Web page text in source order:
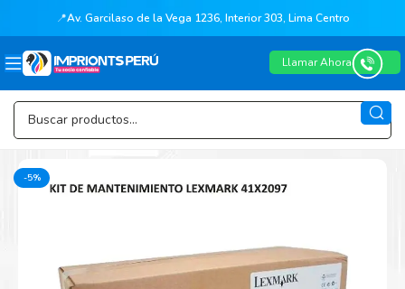
📍Av. Garcilaso de la Vega 1236, Interior 303, Lima Centro
Llamar Ahora
-5%